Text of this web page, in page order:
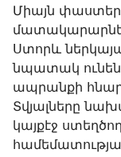
Միայն
Ստորև
նպատակ ունեն
ապրանքի
Տվյալները
կայքէջ